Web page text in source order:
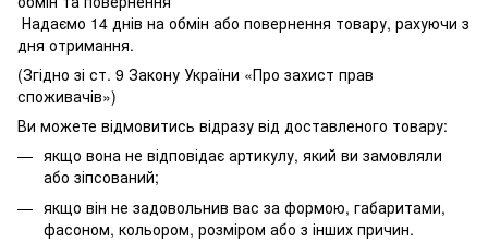
Надаємо 14 днів на обмін або повернення товару, рахуючи з
дня отримання.
(Згідно зі ст. 9 Закону України «Про захист прав
споживачів»)
Ви можете відмовитись відразу від доставленого товару:
якщо вона не відповідає артикулу, який ви замовляли
або зіпсований;
якщо він не задовольнив вас за формою, габаритами,
фасоном, кольором, розміром або з інших причин.